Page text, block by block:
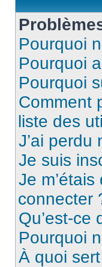
Pourquoi
Pourquoi
Pourquoi
Comment
liste des
J’ai perdu
Je suis
Je
connecter
Qu’est-ce
Pourquoi
À quoi